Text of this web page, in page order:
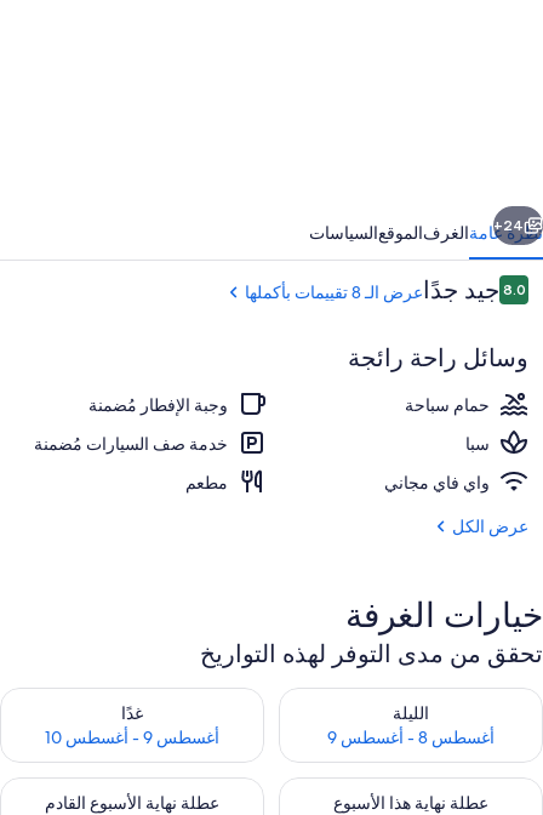
حمّام سباحة خارجي
التالي
24+
نظرة عامةالغرفالموقعالسياسات
التقييمات
8.08.0 من 10جيد جدًاعرض الـ 8 تقييمات بأكملها
وسائل راحة رائجة
حمام سباحة
وجبة الإفطار مُضمنة
سبا
خدمة صف السيارات مُضمنة
واي فاي مجاني
مطعم
عرض الكل
خيارات الغرفة
تحقق من مدى التوفر لهذه التواريخ
الليلة
أغسطس 8 - أغسطس 9
تحقق من مدى التوفر لليلة للفترة أغسطس 8 - أغسطس 9
غدًا
أغسطس 9 - أغسطس 10
تحقق من مدى التوفر لغد للفترة أغسطس
عطلة نهاية هذا الأسبوع
تحقق من مدى التوفر لعطلة نهاية هذا الأسبوع للفترة أغسطس 14 - أغسطس 16
عطلة نهاية الأسبوع القادم
تحقق من مدى التوفر لعطلة نهاية